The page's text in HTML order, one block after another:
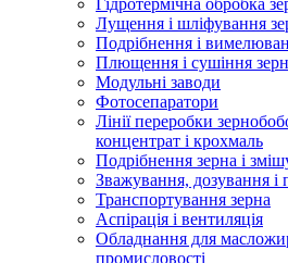
Лущення і шліфування
Подрібнення і
Плющення і сушіння
Модульні заводи
Фотосепаратори
Лінії переробки
концентрат і крохмаль
Подрібнення зерна і
Зважування, дозування і
Транспортування зерна
Аспірація і вентиляція
Обладнання для
промисловості